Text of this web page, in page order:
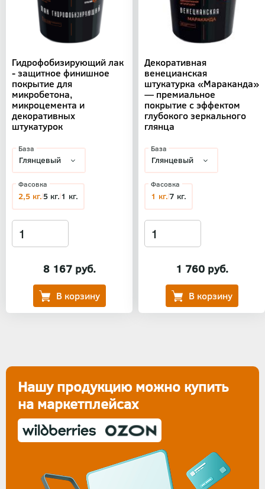
Гидрофобизирующий лак
- защитное финишное
покрытие для
микробетона,
микроцемента и
декоративных
штукатурок
8 167 руб.
База
Фасовка
2,5 кг.5 кг. 1 кг.
Декоративная
венецианская
штукатурка «Мараканда»
— премиальное
покрытие с эффектом
глубокого зеркального
глянца
1 760 руб.
База
Фасовка
1 кг.7 кг.
Нашу продукцию можно купить
на маркетплейсах